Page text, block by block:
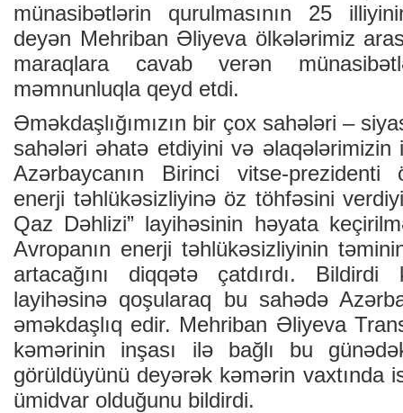
münasibətlərin qurulmasının 25
deyən Mehriban Əliyeva ölkələrimiz
maraqlara cavab verən
məmnunluqla qeyd etdi.
Əməkdaşlığımızın bir çox sahələri –
sahələri əhatə etdiyini və əlaqələrimizin
Azərbaycanın Birinci vitse-prezidenti
enerji təhlükəsizliyinə öz töhfəsini
Qaz Dəhlizi” layihəsinin həyata
Avropanın enerji təhlükəsizliyinin
artacağını diqqətə çatdırdı.
layihəsinə qoşularaq bu sahədə
əməkdaşlıq edir. Mehriban Əliyeva
kəmərinin inşası ilə bağlı bu
görüldüyünü deyərək kəmərin vaxtında
ümidvar olduğunu bildirdi.